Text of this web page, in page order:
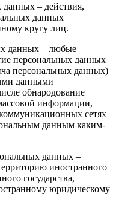
данных – действия,
данных
кругу лиц.
данных – любые
персональных данных
персональных данных)
данными
обнародование
информации,
сетях
данным каким-
данных –
иностранного
государства,
юридическому